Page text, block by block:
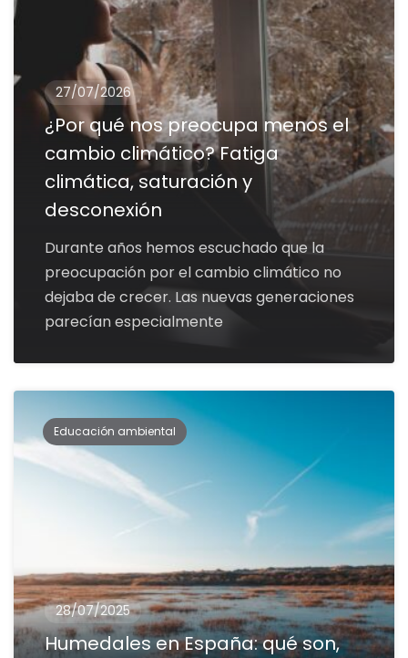
27/07/2026
¿Por qué nos preocupa menos el
cambio climático? Fatiga
climática, saturación y
desconexión
Durante años hemos escuchado que la
preocupación por el cambio climático no
dejaba de crecer. Las nuevas generaciones
parecían especialmente
Educación ambiental
28/07/2025
Humedales en España: qué son,